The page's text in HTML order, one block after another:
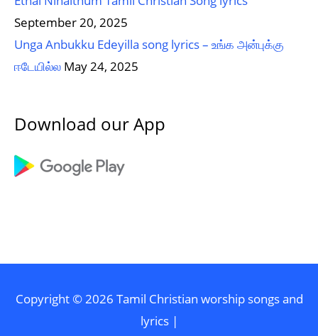
September 20, 2025
Unga Anbukku Edeyilla song lyrics – உங்க அன்புக்கு
ஈடேயில்ல May 24, 2025
Download our App
Copyright © 2026 Tamil Christian worship songs and
lyrics|